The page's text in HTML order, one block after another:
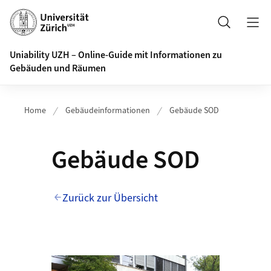
Header
Suche
Uniability UZH – Online-Guide mit Informationen zu
Gebäuden und Räumen
Home Gebäudeinformationen Gebäude SOD
Gebäude SOD
Zurück zur Übersicht
Bilder des Gebäudes